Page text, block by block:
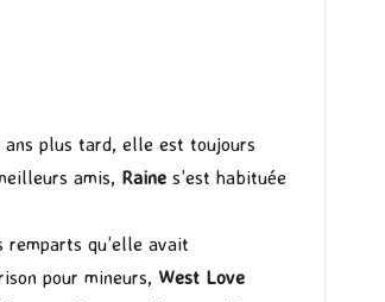
ans plus tard, elle est toujours
amis, Raine s’est habituée
remparts qu’elle avait
pour mineurs, West Love